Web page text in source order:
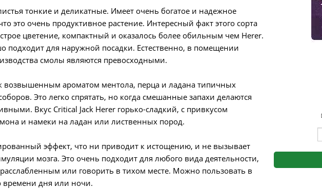
Fast Buds
Female Seeds
G13 Labs
Green Bodhi
House of the Great Gardener
Mallorca Seeds
Mandala
Medical Seeds Co.
Paradise Seeds
Philosopher Seeds
Söllner - Vadda's
Strain Hunters Seedbank
тонкие и деликатные. Имеет очень богатое и надежное
это очень продуктивное растение. Интересный факт этого сорта
цветение, компактный и оказалось более обильным чем Herer.
подходит для наружной посадки. Естественно, в помещении
смолы являются превосходными.
возвышенным ароматом ментола, перца и ладана типичных
Это легко спрятать, но когда смешанные запахи делаются
Вкус Critical Jack Herer горько-сладкий, с привкусом
и намеки на ладан или лиственных пород.
эффект, что ни приводит к истощению, и не вызывает
мозга. Это очень подходит для любого вида деятельности,
расслабленным или говорить в тихом месте. Можно пользовать в
времени дня или ночи.